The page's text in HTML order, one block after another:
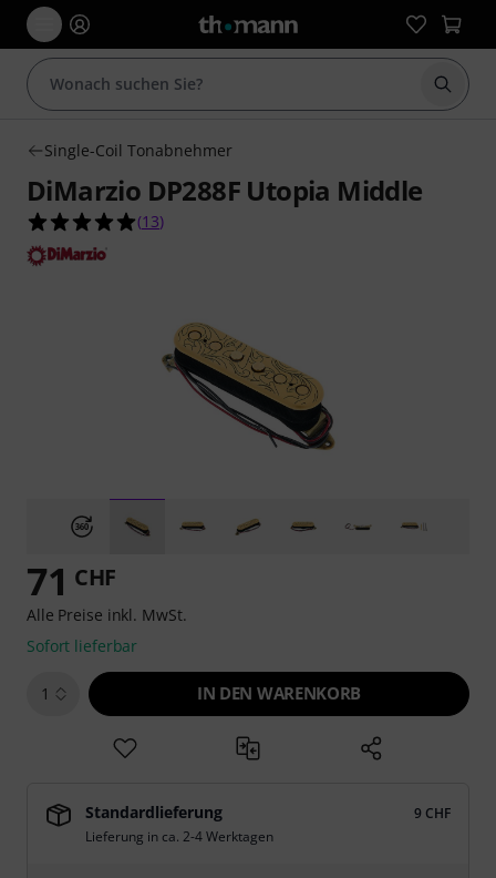
Suche
Single-Coil Tonabnehmer
DiMarzio DP288F Utopia Middle
5.0 von 5 Sternen aus 13 Kundenbewertungen
(13)
71 CHF
Alle Preise inkl. MwSt.
Sofort lieferbar
1 IN DEN WARENKORB
Standardlieferung
9 CHF
Lieferung in ca. 2-4 Werktagen